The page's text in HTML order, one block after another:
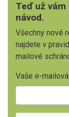
Teď už
návod.
Všechny nové
najdete v
mailové
Vaše e-